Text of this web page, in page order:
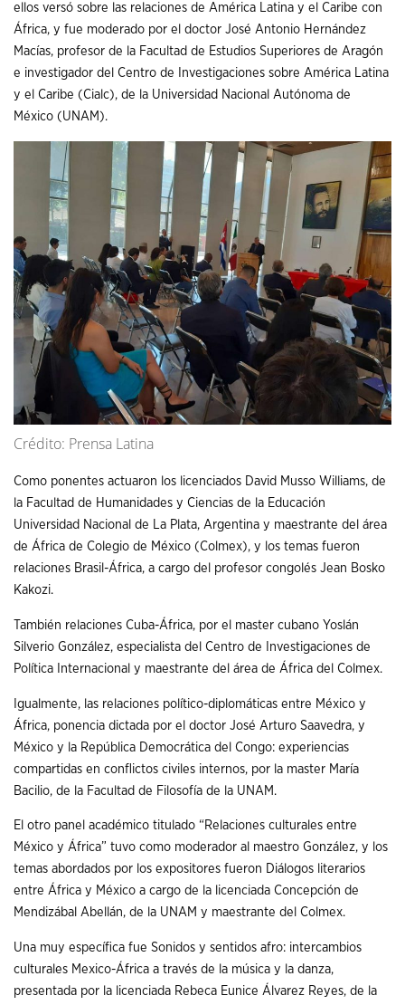
ellos versó sobre las relaciones de América Latina y el Caribe con
África, y fue moderado por el doctor José Antonio Hernández
Macías, profesor de la Facultad de Estudios Superiores de Aragón
e investigador del Centro de Investigaciones sobre América Latina
y el Caribe (Cialc), de la Universidad Nacional Autónoma de
México (UNAM).
Crédito: Prensa Latina
Como ponentes actuaron los licenciados David Musso Williams, de
la Facultad de Humanidades y Ciencias de la Educación
Universidad Nacional de La Plata, Argentina y maestrante del área
de África de Colegio de México (Colmex), y los temas fueron
relaciones Brasil-África, a cargo del profesor congolés Jean Bosko
Kakozi.
También relaciones Cuba-África, por el master cubano Yoslán
Silverio González, especialista del Centro de Investigaciones de
Política Internacional y maestrante del área de África del Colmex.
Igualmente, las relaciones político-diplomáticas entre México y
África, ponencia dictada por el doctor José Arturo Saavedra, y
México y la República Democrática del Congo: experiencias
compartidas en conflictos civiles internos, por la master María
Bacilio, de la Facultad de Filosofía de la UNAM.
El otro panel académico titulado “Relaciones culturales entre
México y África” tuvo como moderador al maestro González, y los
temas abordados por los expositores fueron Diálogos literarios
entre África y México a cargo de la licenciada Concepción de
Mendizábal Abellán, de la UNAM y maestrante del Colmex.
Una muy específica fue Sonidos y sentidos afro: intercambios
culturales Mexico-África a través de la música y la danza,
presentada por la licenciada Rebeca Eunice Álvarez Reyes, de la